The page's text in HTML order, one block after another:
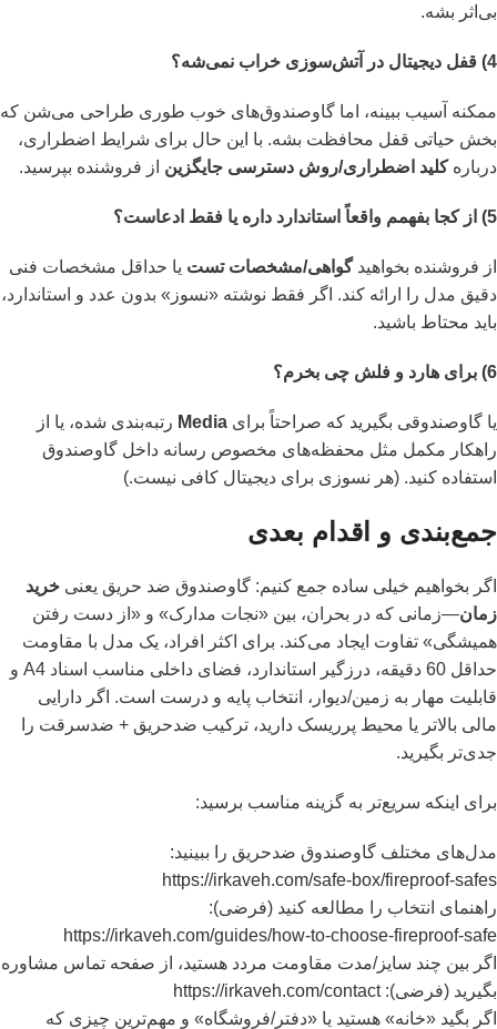
بی‌اثر بشه.
4) قفل دیجیتال در آتش‌سوزی خراب نمی‌شه؟
ممکنه آسیب ببینه، اما گاوصندوق‌های خوب طوری طراحی می‌شن که
بخش حیاتی قفل محافظت بشه. با این حال برای شرایط اضطراری،
دربارهکلید اضطراری/روش دسترسی جایگزین از فروشنده بپرسید.
5) از کجا بفهمم واقعاً استاندارد داره یا فقط ادعاست؟
از فروشنده بخواهیدگواهی/مشخصات تست یا حداقل مشخصات فنی
دقیق مدل را ارائه کند. اگر فقط نوشته «نسوز» بدون عدد و استاندارد،
باید محتاط باشید.
6) برای هارد و فلش چی بخرم؟
یا گاوصندوقی بگیرید که صراحتاً برای Media رتبه‌بندی شده، یا از
راهکار مکمل مثل محفظه‌های مخصوص رسانه داخل گاوصندوق
استفاده کنید. (هر نسوزی برای دیجیتال کافی نیست.)
جمع‌بندی و اقدام بعدی
اگر بخواهیم خیلی ساده جمع کنیم: گاوصندوق ضد حریق یعنی خرید
زمان—زمانی که در بحران، بین «نجات مدارک» و «از دست رفتن
همیشگی» تفاوت ایجاد می‌کند. برای اکثر افراد، یک مدل با مقاومت
حداقل 60 دقیقه، درزگیر استاندارد، فضای داخلی مناسب اسناد A4 و
قابلیت مهار به زمین/دیوار، انتخاب پایه و درست است. اگر دارایی
مالی بالاتر یا محیط پرریسک دارید، ترکیب ضدحریق + ضدسرقت را
جدی‌تر بگیرید.
برای اینکه سریع‌تر به گزینه مناسب برسید:
مدل‌های مختلف گاوصندوق ضدحریق را ببینید:
https://irkaveh.com/safe-box/fireproof-safes
راهنمای انتخاب را مطالعه کنید (فرضی):
https://irkaveh.com/guides/how-to-choose-fireproof-safe
اگر بین چند سایز/مدت مقاومت مردد هستید، از صفحه تماس مشاوره
بگیرید (فرضی):https://irkaveh.com/contact
اگر بگید «خانه» هستید یا «دفتر/فروشگاه» و مهم‌ترین چیزی که